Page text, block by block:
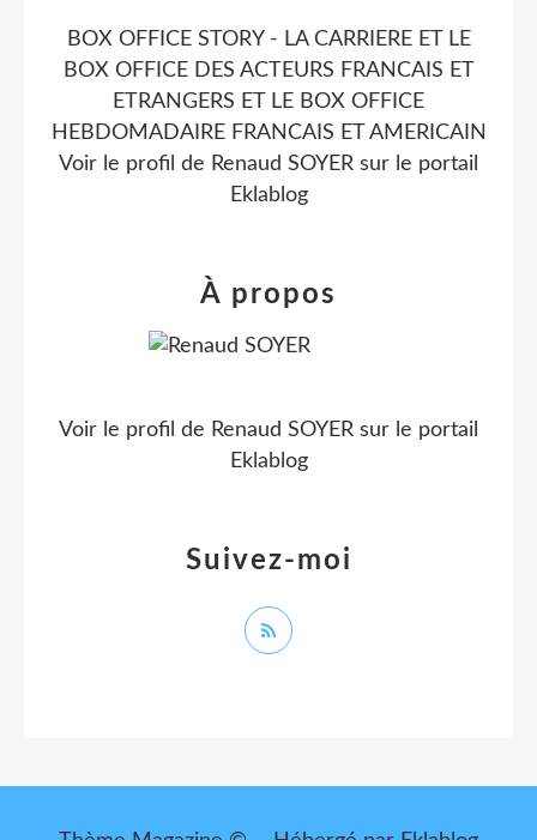
BOX OFFICE STORY - LA CARRIERE ET LE
BOX OFFICE DES ACTEURS FRANCAIS ET
ETRANGERS ET LE BOX OFFICE
HEBDOMADAIRE FRANCAIS ET AMERICAIN
Voir le profil de Renaud SOYER sur le portail
Eklablog
Suivez-moi
À propos
Voir le profil de Renaud SOYER sur le portail
Eklablog